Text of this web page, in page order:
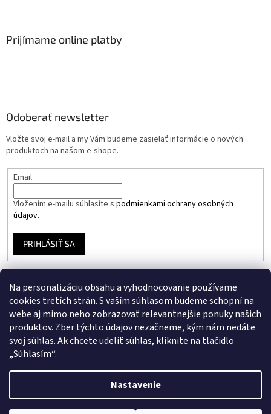
Na personalizáciu obsahu a vyhodnocovanie používame
cookies tretích strán. S vaším súhlasom budeme schopní na
webe aj mimo neho zobrazovať relevantnejšie ponuky našich
produktov. Zber týchto údajov nezačneme, kým nám nedáte
svoj súhlas. Ak chcete udeliť súhlas, kliknite na tlačidlo
„Súhlasím“.
Nastavenie
Prijímame online platby
Odoberať newsletter
Vložte svoj e-mail a my Vám budeme zasielať informácie o nových
produktoch na našom e-shope.
Email
Vložením e-mailu súhlasíte s podmienkami ochrany osobných
údajov.
PRIHLÁSIŤ SA
Instagram
Facebook
Vytvoril Shoptet